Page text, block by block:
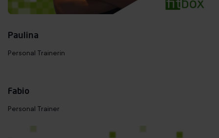
Paulina
Personal Trainerin
Fabio
Personal Trainer